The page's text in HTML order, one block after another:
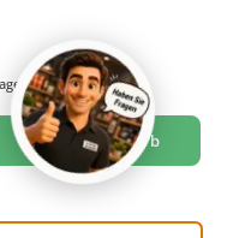
ein oder benutze die Schaltflächen um
In den Warenkorb